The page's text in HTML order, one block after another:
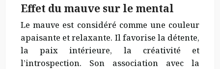
Effet du mauve sur le mental
Le mauve est considéré comme une couleur
apaisante et relaxante. Il favorise la détente,
la paix intérieure, la créativité et
l’introspection. Son association avec la